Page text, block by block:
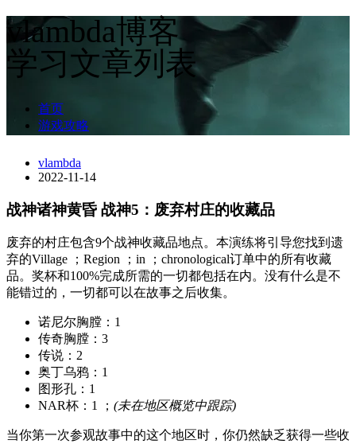
vlambda博客
学习文章列表
首页
游戏攻略
vlambda
2022-11-14
战神诸神黄昏 战神5：废弃村庄的收藏品
废弃的村庄包含9个战神收藏品地点。本演练将引导您找到遗
弃的Village ；Region ；in ；chronological订单中的所有收藏
品。奖杯和100%完成所需的一切都包括在内。没有什么是不
能错过的，一切都可以在故事之后收集。
诺尼尔胸膛：1
传奇胸膛：3
传说：2
奥丁乌鸦：1
图形孔：1
NAR杯：1 ； (未在地区概览中跟踪)
当你第一次参观故事中的这个地区时，你仍然缺乏获得一些收